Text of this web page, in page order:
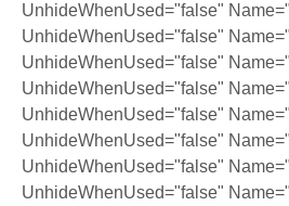
UnhideWhenUsed="false"
UnhideWhenUsed="false"
UnhideWhenUsed="false"
UnhideWhenUsed="false"
UnhideWhenUsed="false"
UnhideWhenUsed="false"
UnhideWhenUsed="false"
UnhideWhenUsed="false"